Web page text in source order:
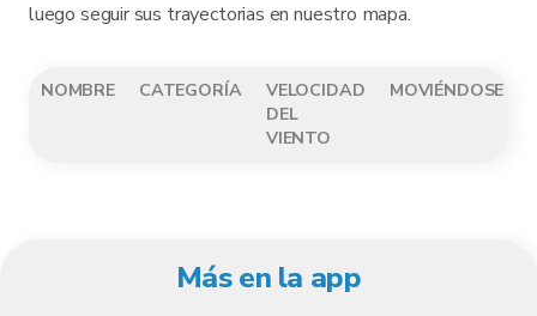
luego seguir sus trayectorias en nuestro mapa.
NOMBRE CATEGORÍA
VELOCIDAD
DEL
VIENTO
MOVIÉNDOSE
Más en la app